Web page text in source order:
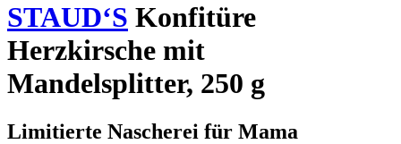
STAUD‘S Konfitüre
Herzkirsche mit
Mandelsplitter, 250 g
Limitierte Nascherei für Mama